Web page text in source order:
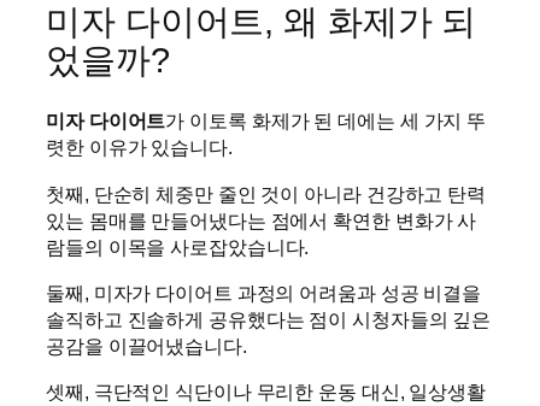
미자 다이어트, 왜 화제가 되
었을까?
미자 다이어트가 이토록 화제가 된 데에는 세 가지 뚜
렷한 이유가 있습니다.
첫째, 단순히 체중만 줄인 것이 아니라 건강하고 탄력
있는 몸매를 만들어냈다는 점에서 확연한 변화가 사
람들의 이목을 사로잡았습니다.
둘째, 미자가 다이어트 과정의 어려움과 성공 비결을
솔직하고 진솔하게 공유했다는 점이 시청자들의 깊은
공감을 이끌어냈습니다.
셋째, 극단적인 식단이나 무리한 운동 대신, 일상생활